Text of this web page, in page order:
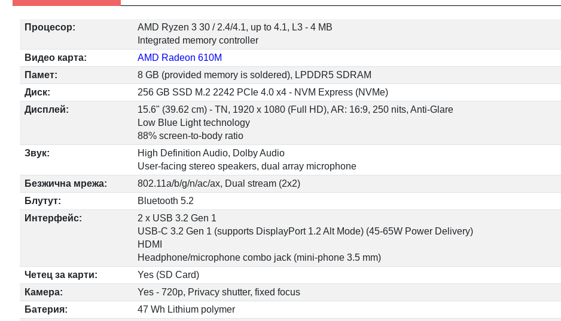
Процесор:
AMD Ryzen 3 30 / 2.4/4.1, up to 4.1, L3 - 4 MB
Integrated memory controller
Видео карта:
AMD Radeon 610M
Памет:
8 GB (provided memory is soldered), LPDDR5 SDRAM
Диск:
256 GB SSD M.2 2242 PCIe 4.0 x4 - NVM Express (NVMe)
Дисплей:
15.6" (39.62 cm) - TN, 1920 x 1080 (Full HD), AR: 16:9, 250 nits, Anti-Glare
Low Blue Light technology
88% screen-to-body ratio
Звук:
High Definition Audio, Dolby Audio
User-facing stereo speakers, dual array microphone
Безжична мрежа:
802.11a/b/g/n/ac/ax, Dual stream (2x2)
Блутут:
Bluetooth 5.2
Интерфейс:
2 x USB 3.2 Gen 1
USB-C 3.2 Gen 1 (supports DisplayPort 1.2 Alt Mode) (45-65W Power Delivery)
HDMI
Headphone/microphone combo jack (mini-phone 3.5 mm)
Четец за карти:
Yes (SD Card)
Камера:
Yes - 720p, Privacy shutter, fixed focus
Батерия:
47 Wh Lithium polymer